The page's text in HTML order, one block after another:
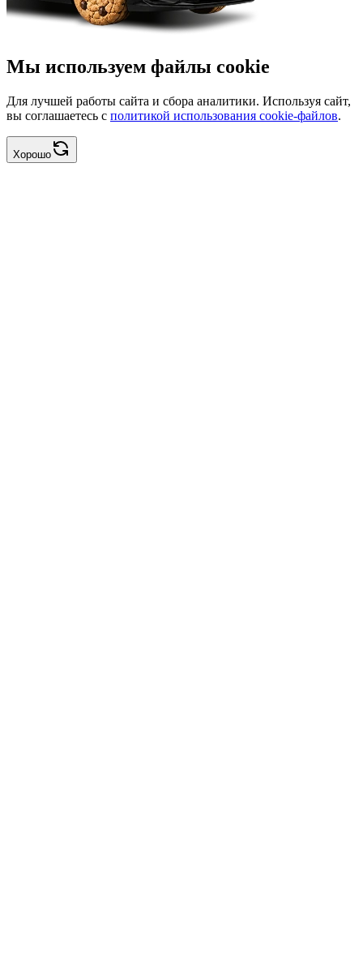
Мы используем файлы cookie
Для лучшей работы сайта и сбора аналитики. Используя сайт,
вы соглашаетесь с политикой использования cookie-файлов.
Хорошо